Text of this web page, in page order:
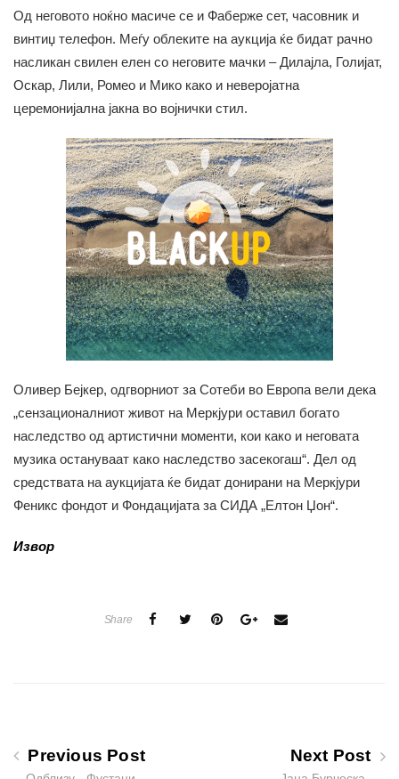
Од неговото ноќно масиче се и Фаберже сет, часовник и
винтиџ телефон. Меѓу облеките на аукција ќе бидат рачно
насликан свилен елен со неговите мачки – Дилајла, Голијат,
Оскар, Лили, Ромео и Мико како и неверојатна
церемонијална јакна во војнички стил.
Оливер Бејкер, одгворниот за Сотеби во Европа вели дека
„сензационалниот живот на Меркјури оставил богато
наследство од артистични моменти, кои како и неговата
музика остануваат како наследство засекогаш“. Дел од
средствата на аукцијата ќе бидат донирани на Меркјури
Феникс фондот и Фондацијата за СИДА „Елтон Џон“.
Извор
Share
Previous Post Next Post